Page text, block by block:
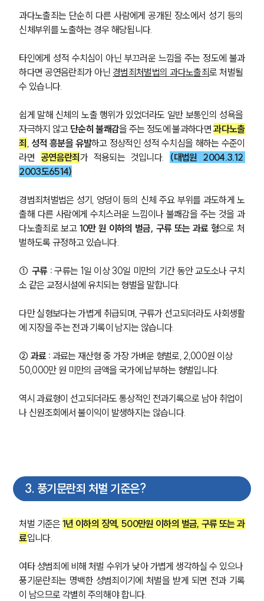
과다노출죄는 단순히 다른 사람에게 공개된 장소에서 성기 등의
신체부위를 노출하는 경우 해당됩니다.
타인에게 성적 수치심이 아닌 부끄러운 느낌을 주는 정도에 불과
하다면 공연음란죄가 아닌 경범죄처벌법의 과다노출죄로 처벌될
수 있습니다.
쉽게 말해 신체의 노출 행위가 있었더라도 일반 보통인의 성욕을
자극하지 않고 단순히 불쾌감을 주는 정도에 불과하다면 과다노출
죄 , 성적 흥분을 유발하고 정상적인 성적 수치심을 해하는 수준이
라면 공연음란죄 가 적용되는 것입니다. (대법원 2004.3.12
2003도6514)
경범죄처벌법은 성기, 엉덩이 등의 신체 주요 부위를 과도하게 노
출해 다른 사람에게 수치스러운 느낌이나 불쾌감을 주는 것을 과
다노출죄로 보고 10만 원 이하의 벌금, 구류 또는 과료 형으로 처
벌하도록 규정하고 있습니다.
① 구류 : 구류는 1일 이상 30일 미만의 기간 동안 교도소나 구치
소 같은 교정시설에 유치되는 형벌을 말합니다.
다만 실형보다는 가볍게 취급되며, 구류가 선고되더라도 사회생활
에 지장을 주는 전과 기록이 남지는 않습니다.
② 과료 : 과료는 재산형 중 가장 가벼운 형벌로, 2,000원 이상
50,000만 원 미만의 금액을 국가에 납부하는 형벌입니다.
역시 과료형이 선고되더라도 통상적인 전과기록으로 남아 취업이
나 신원조회에서 불이익이 발생하지는 않습니다.
3. 풍기문란죄 처벌 기준은?
처벌 기준은 1년 이하의 징역, 500만원 이하의 벌금, 구류 또는 과
료입니다.
여타 성범죄에 비해 처벌 수위가 낮아 가볍게 생각하실 수 있으나
풍기문란죄는 명백한 성범죄이기에 처벌을 받게 되면 전과 기록
이 남으므로 각별히 주의해야 합니다.